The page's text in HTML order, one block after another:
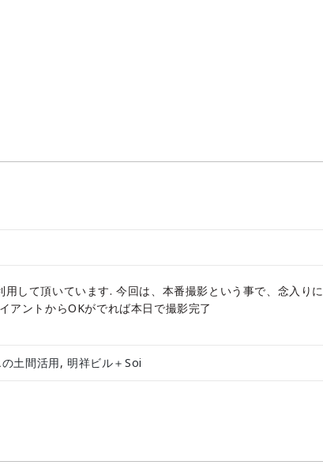
して頂いています. 今回は、本番撮影という事で、念入りに
アントからOKがでれば本日で撮影完了
土間活用, 明祥ビル＋Soi